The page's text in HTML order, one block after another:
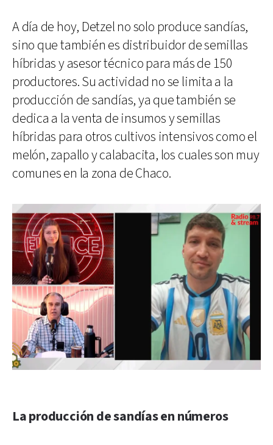
A día de hoy, Detzel no solo produce sandías,
sino que también es distribuidor de semillas
híbridas y asesor técnico para más de 150
productores. Su actividad no se limita a la
producción de sandías, ya que también se
dedica a la venta de insumos y semillas
híbridas para otros cultivos intensivos como el
melón, zapallo y calabacita, los cuales son muy
comunes en la zona de Chaco.
La producción de sandías en números